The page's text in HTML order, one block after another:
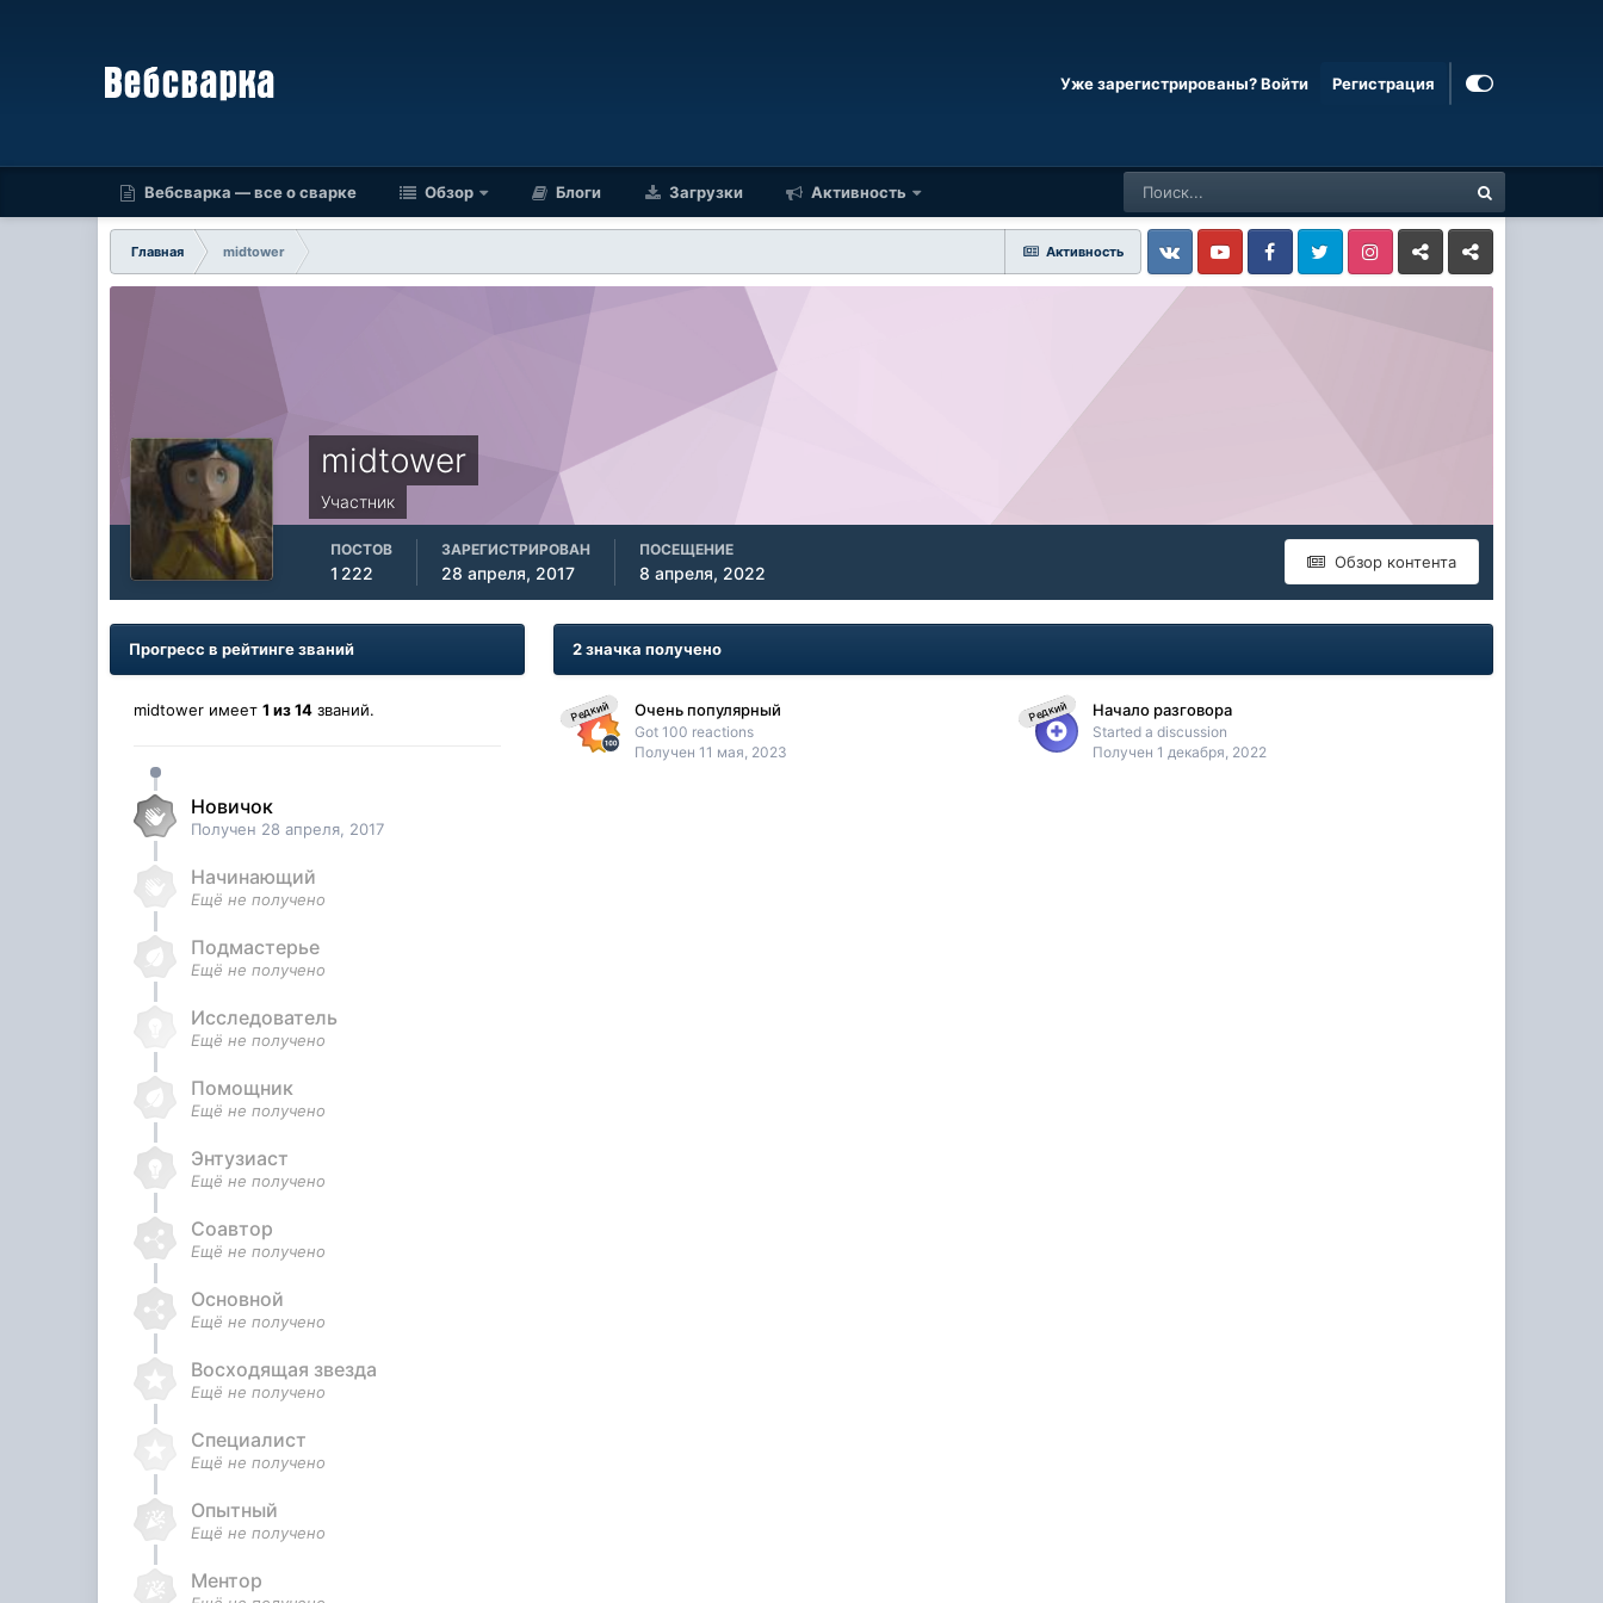
Уже зарегистрированы? Войти Регистрация
Вебсварка — все о сварке Обзор Блоги Загрузки Активность
Активность
Главная
midtower
VkontakteYouTube FacebookTwitter InstagramLivejournalOdnoklassniki
midtower
Участник
Обзор контента
ПОСТОВ
1 222
ЗАРЕГИСТРИРОВАН
28 апреля, 2017
ПОСЕЩЕНИЕ
8 апреля, 2022
Прогресс в рейтинге званий
midtower имеет1 из 14 званий.
Новичок
Получен 28 апреля, 2017
Начинающий
Ещё не получено
Подмастерье
Ещё не получено
Исследователь
Ещё не получено
Помощник
Ещё не получено
Энтузиаст
Ещё не получено
Соавтор
Ещё не получено
Основной
Ещё не получено
Восходящая звезда
Ещё не получено
Специалист
Ещё не получено
Опытный
Ещё не получено
Ментор
2 значка получено
Редкий Очень популярный
Got 100 reactions
Получен 11 мая, 2023
Редкий Начало разговора
Started a discussion
Получен 1 декабря, 2022